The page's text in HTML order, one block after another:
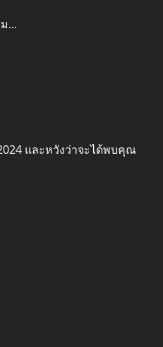
...
และหวังว่าจะได้พบคุณ